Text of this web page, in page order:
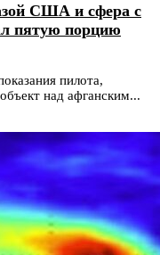
США и сфера с
пятую порцию
пилота,
над афганским...